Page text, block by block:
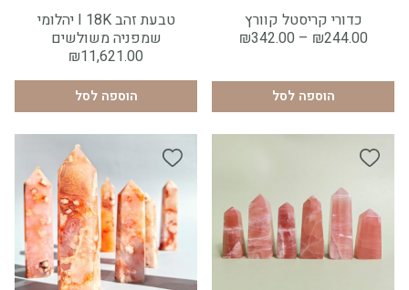
כדורי קריסטל קוורץ
₪244.00
–
₪342.00
⁦₪342.00⁩
גודל:
בינוני גדול קטן
הוספה לסל
הוספה לסל
טבעת זהב I 18K יהלומי
שמפניה משולשים
₪11,621.00
הוספה לסל